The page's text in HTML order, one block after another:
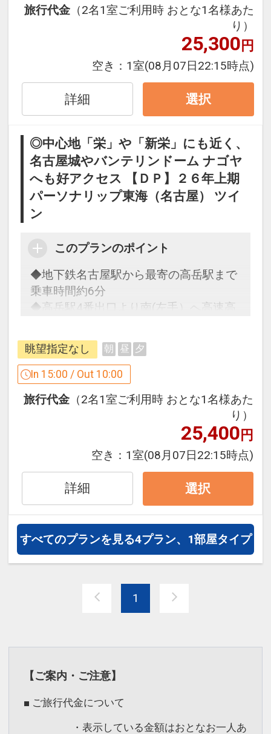
ン」を掲載しています。
の項目で ご確認のうえ、予約にお
進みください。
「禁煙ルームプラン」と「喫煙ルームプ
ラン」をご用意しています。
プラン」を掲載しています。
※ご覧のページがどちらかを【客室情
報】の項目で ご確認のうえ、予約にお
進み下さい。
30日
17469067
旅行代金 （2名1室ご利用時 おとな1名様あた
り）
25,300円
空き： 1室(08月07日22:15時点)
詳細 選択
◎中心地「栄」や「新栄」にも近く、
名古屋城やバンテリンドーム ナゴヤ
へも好アクセス 【ＤＰ】２６年上期
パーソナリップ東海（名古屋） ツイ
ン
このプランのポイント
◆地下鉄名古屋駅から最寄の高岳駅まで
乗車時間約6分
◆高岳駅4番出口より南(左手）へ高速高
「食事なしプラン」と「朝食付プラン」
をご用意しています。
ン」を掲載しています。
の項目で ご確認のうえ、予約にお
進みください。
「禁煙ルームプラン」と「喫煙ルームプ
ラン」をご用意しています。
プラン」を掲載しています。
※ご覧のページがどちらかを【客室情
インターネットコース番号：DP-1-
17367359
眺望指定なし 朝 昼 夕
In 15:00 / Out 10:00
旅行代金 （2名1室ご利用時 おとな1名様あた
り）
25,400円
空き： 1室(08月07日22:15時点)
詳細 選択
すべてのプランを見る4プラン、1部屋タイプ
1
【ご案内・ご注意】
■ ご旅行代金について
・表示している金額はおとなお一人あ